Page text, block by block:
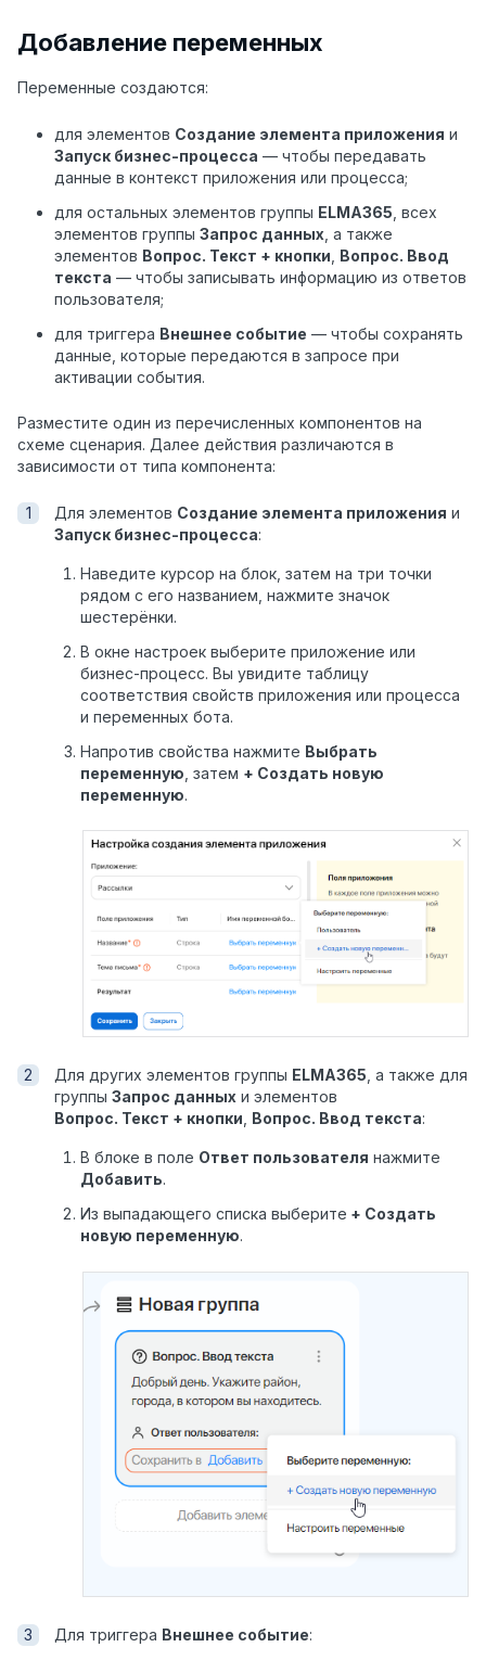
Добавление переменных
Переменные создаются:
для элементов Создание элемента приложения и
Запуск бизнес-процесса — чтобы передавать
данные в контекст приложения или процесса;
для остальных элементов группы ELMA365 , всех
элементов группы Запрос данных , а также
элементов Вопрос. Текст + кнопки Вопрос. Ввод
текста — чтобы записывать информацию из ответов
пользователя;
для триггера Внешнее событие — чтобы сохранять
данные, которые передаются в запросе при
активации события.
Разместите один из перечисленных компонентов на
схеме сценария. Далее действия различаются в
зависимости от типа компонента:
Для элементов Создание элемента приложения и
Запуск бизнес-процесса:
Наведите курсор на блок, затем на три точки
рядом с его названием, нажмите значок
шестерёнки.
В окне настроек выберите приложение или
бизнес-процесс. Вы увидите таблицу
соответствия свойств приложения или процесса
и переменных бота.
Напротив свойства нажмите Выбрать
переменную , затем + Создать новую
переменную.
Для других элементов группы ELMA365 , а также для
группы Запрос данных и элементов
Вопрос. Текст + кнопки Вопрос. Ввод текста:
В блоке в поле Ответ пользователя нажмите
Добавить.
Из выпадающего списка выберите + Создать
новую переменную.
Для триггера Внешнее событие: